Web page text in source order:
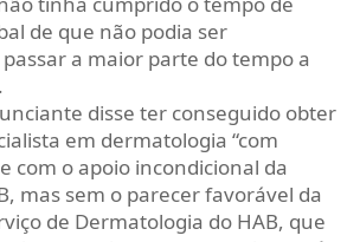
de que não podia ser
a maior parte do tempo a
disse ter conseguido obter
em dermatologia “com
com o apoio incondicional da
mas sem o parecer favorável da
de Dermatologia do HAB, que